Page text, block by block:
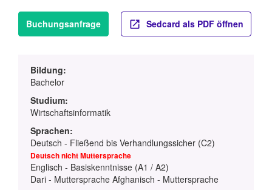
Buchungsanfrage Sedcard als PDF öffnen
Bildung:
Bachelor
Studium:
Wirtschaftsinformatik
Sprachen:
Deutsch - Fließend bis Verhandlungssicher (C2)
Deutsch nicht Muttersprache
Englisch - Basiskenntnisse (A1 / A2)
Dari - Muttersprache Afghanisch - Muttersprache